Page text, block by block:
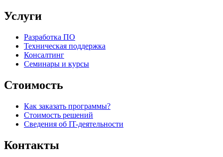
Услуги
Разработка ПО
Техническая поддержка
Консалтинг
Семинары и курсы
Стоимость
Как заказать программы?
Стоимость решений
Сведения об IT-деятельности
Контакты